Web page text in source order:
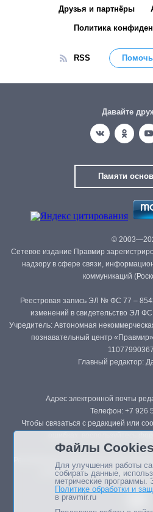
Друзья и партнёры
Политика
RSS
Давайте
Памяти
©
Сетевое издание Правмир
надзору в сфере связи,
коммуникаций
Реестровая запись ЭЛ № ФС 77 –
изменений в свидетельство ЭЛ
Учредитель: Автономная
познавательный центр
Главный редактор:
Адрес электронной почты
Телефон: +7 926
Чтобы связаться с редакцией или
Републикация материалов сайта в
возможна только с
Файлы Cookies
Для улучшения работы
собирать данные,
метрические программы.
Политике обработки и
в pravmir.ru